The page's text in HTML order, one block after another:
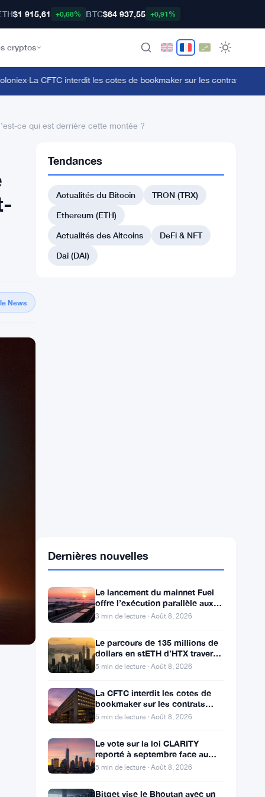
$1 915,61 +0,68% BTC$64 937,55 +0,91%
cryptos
·La CFTC interdit les cotes de bookmaker sur les contrats
ce qui est derrière cette montée ?
News
Tendances
Actualités du Bitcoin
TRON (TRX)
Ethereum (ETH)
Actualités des Altcoins
DeFi & NFT
Dai (DAI)
Le lancement du mainnet Fuel
développeurs d’Ethereum
3 min de lecture · Août 8, 2026
Le parcours de 135 millions de
des adresses Poloniex
5 min de lecture · Août 8, 2026